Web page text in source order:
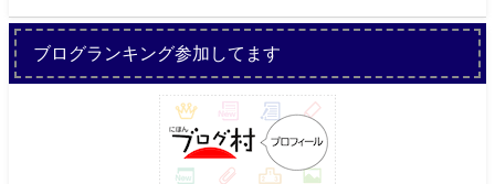
ブログランキング参加してます